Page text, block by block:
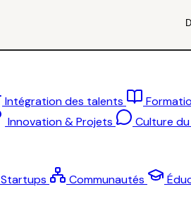
Intégration des talents
Innovation & Projets
Culture
Startups Communautés